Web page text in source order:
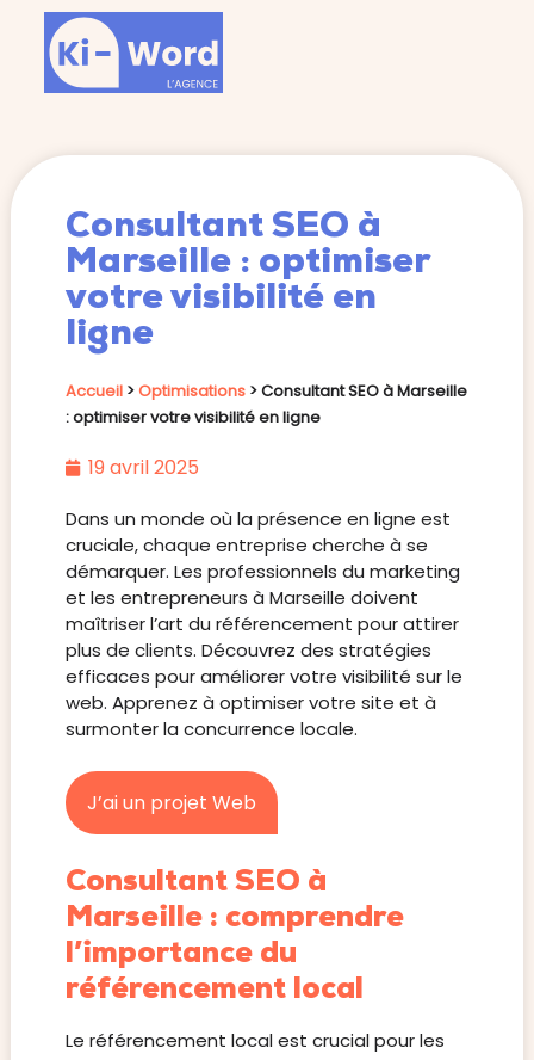
Consultant SEO à
Marseille : optimiser
votre visibilité en
ligne
Accueil>Optimisations>Consultant SEO à Marseille
: optimiser votre visibilité en ligne
19 avril 2025
Dans un monde où la présence en ligne est
cruciale, chaque entreprise cherche à se
démarquer. Les professionnels du marketing
et les entrepreneurs à Marseille doivent
maîtriser l’art du référencement pour attirer
plus de clients. Découvrez des stratégies
efficaces pour améliorer votre visibilité sur le
web. Apprenez à optimiser votre site et à
surmonter la concurrence locale.
J’ai un projet Web
Consultant SEO à
Marseille : comprendre
l’importance du
référencement local
Le référencement local est crucial pour les